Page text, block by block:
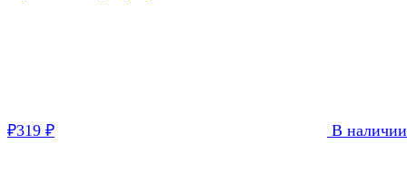
₽319 ₽ В наличии